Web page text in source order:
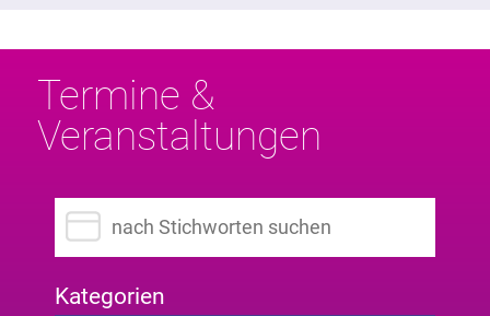
Termine &
Veranstaltungen
Suchbegriff eingeben
Kategorien